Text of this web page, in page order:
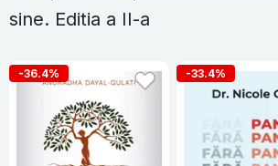
sine. Editia a II-a
-36.4% -33.4%